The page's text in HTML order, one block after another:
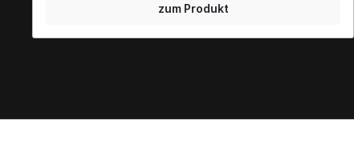
zum Produkt